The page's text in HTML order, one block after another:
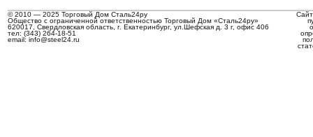
© 2010 — 2025 Торговый Дом Сталь24ру
Общество с ограниченной ответственностью Торговый Дом «Сталь24ру»
620017, Свердловская область, г. Екатеринбург, ул.Шефская д. 3 г, офис 406
тел: (343) 264-18-51
email: info@steel24.ru